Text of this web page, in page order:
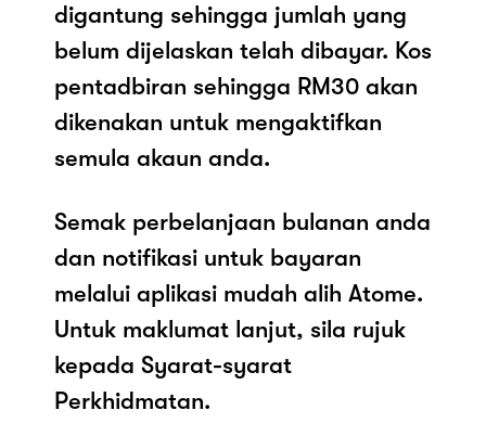
digantung sehingga jumlah yang
belum dijelaskan telah dibayar. Kos
pentadbiran sehingga RM30 akan
dikenakan untuk mengaktifkan
semula akaun anda.
Semak perbelanjaan bulanan anda
dan notifikasi untuk bayaran
melalui aplikasi mudah alih Atome.
Untuk maklumat lanjut, sila rujuk
kepada Syarat-syarat
Perkhidmatan.